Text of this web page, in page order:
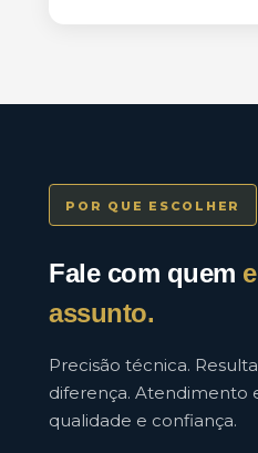
POR QUE ESCOLHER
Fale com quem
assunto.
Precisão técnica.
diferença. Atendimento
qualidade e confiança.